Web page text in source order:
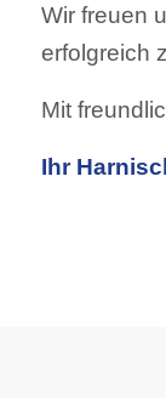
Wir freuen
erfolgreich
Mit
Ihr